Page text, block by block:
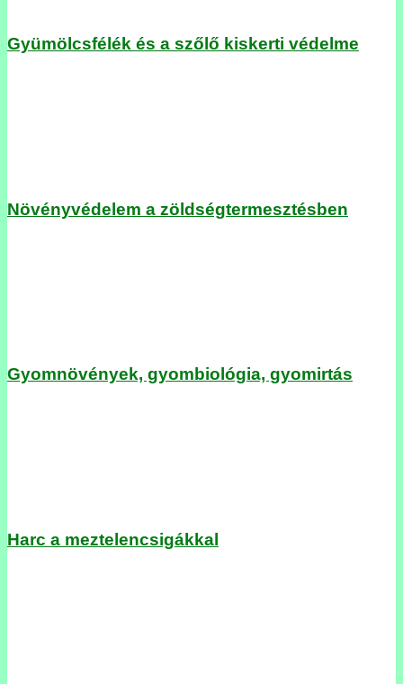
Gyümölcsfélék és a szőlő kiskerti védelme
Növényvédelem a zöldségtermesztésben
Gyomnövények, gyombiológia, gyomirtás
Harc a meztelencsigákkal